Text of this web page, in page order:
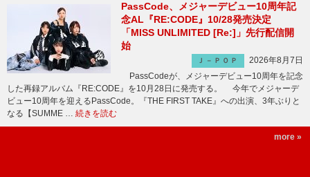
PassCode、メジャーデビュー10周年記
念AL『RE:CODE』10/28発売決定
「MISS UNLIMITED [Re:]」先行配信開
始
Ｊ－ＰＯＰ
2026年8月7日
PassCodeが、メジャーデビュー10周年を記念
した再録アルバム『RE:CODE』を10月28日に発売する。 今年でメジャーデ
ビュー10周年を迎えるPassCode。『THE FIRST TAKE』への出演、3年ぶりと
なる【SUMME … 続きを読む
more »